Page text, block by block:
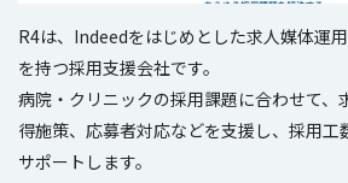
R4は、Indeedをはじめとした求人媒体運
を持つ採用支援会社です。
病院・クリニックの採用課題に合わせて、
得施策、応募者対応などを支援し、採用工
サポートします。